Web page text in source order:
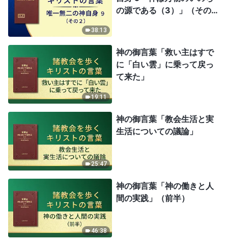
38:13
の源である（3）」（その
19:11
神の御言葉「救い主はすで
に「白い雲」に乗って戻っ
て来た」
25:47
神の御言葉「教会生活と実
生活についての議論」
46:38
神の御言葉「神の働きと人
間の実践」（前半）